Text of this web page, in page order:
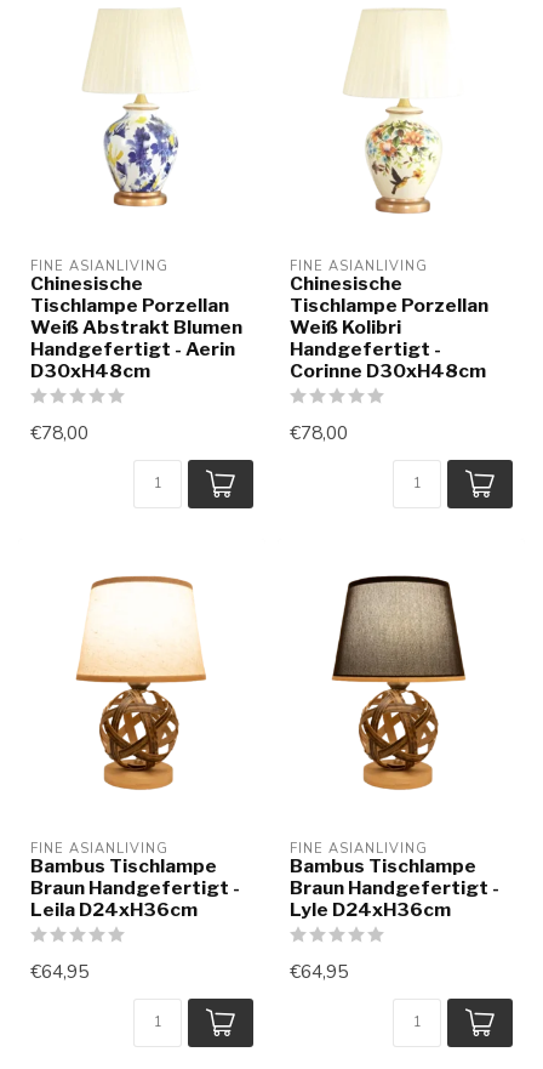
FINE ASIANLIVING
Chinesische
Tischlampe Porzellan
Weiß Abstrakt Blumen
Handgefertigt - Aerin
D30xH48cm
€78,00
FINE ASIANLIVING
Chinesische
Tischlampe Porzellan
Weiß Kolibri
Handgefertigt -
Corinne D30xH48cm
€78,00
FINE ASIANLIVING
Bambus Tischlampe
Braun Handgefertigt -
Leila D24xH36cm
€64,95
FINE ASIANLIVING
Bambus Tischlampe
Braun Handgefertigt -
Lyle D24xH36cm
€64,95